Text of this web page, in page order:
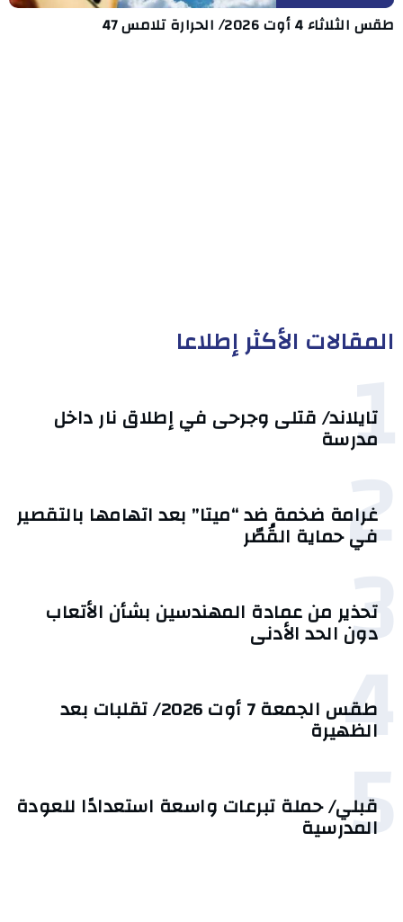
طقس الثلاثاء 4 أوت 2026/ الحرارة تلامس 47
المقالات الأكثر إطلاعا
1
تايلاند/ قتلى وجرحى في إطلاق نار داخل
مدرسة
2
غرامة ضخمة ضد “ميتا” بعد اتهامها بالتقصير
في حماية القُصّر
3
تحذير من عمادة المهندسين بشأن الأتعاب
دون الحد الأدنى
4 طقس الجمعة 7 أوت 2026/ تقلبات بعد
الظهيرة
5
قبلي/ حملة تبرعات واسعة استعدادًا للعودة
المدرسية